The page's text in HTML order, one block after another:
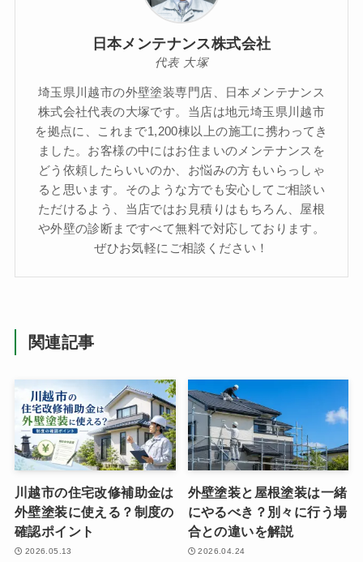
日本メンテナンス株式会社
代表 大塚
埼玉県川越市の外壁塗装専門店、日本メンテナンス
株式会社代表の大塚です。当店は地元埼玉県川越市
を拠点に、これまで1,200棟以上の施工に携わってき
ました。お客様の中にはお住まいのメンテナンスを
どう依頼したらいいのか、お悩みの方もいらっしゃ
ると思います。そのような方でも安心してご相談い
ただけるよう、当店ではお見積りはもちろん、屋根
や外壁の診断まですべて無料で対応しております。
ぜひお気軽にご相談ください！
関連記事
川越市の住宅改修補助金は
外壁塗装に使える？制度の
確認ポイント
2026.05.13
外壁塗装と屋根塗装は一緒
にやるべき？別々に行う場
合との違いを解説
2026.04.24